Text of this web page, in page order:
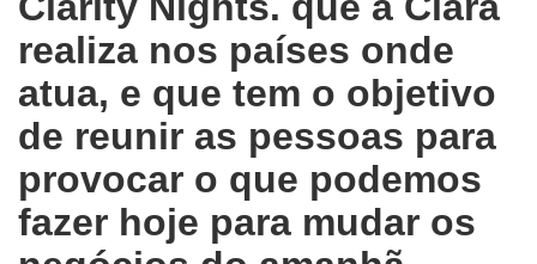
realiza nos países onde
atua, e que tem o objetivo
de reunir as pessoas para
provocar o que podemos
fazer hoje para mudar os